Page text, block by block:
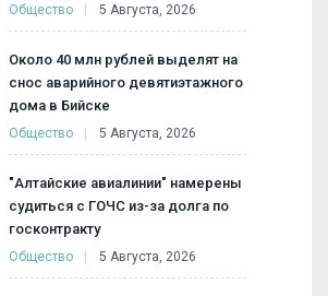
Общество 5 Августа, 2026
Около 40 млн рублей выделят на
снос аварийного девятиэтажного
дома в Бийске
Общество 5 Августа, 2026
"Алтайские авиалинии" намерены
судиться с ГОЧС из-за долга по
госконтракту
Общество 5 Августа, 2026